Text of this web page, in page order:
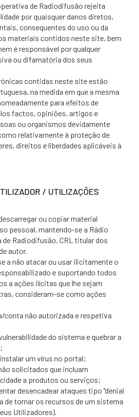
de Radiodifusão rejeita
por quaisquer danos diretos,
consequentes do uso ou da
materiais contidos neste site, bem
é responsável por qualquer
ou difamatória dos seus
contidas neste site estão
na medida em que a mesma
para efeitos de
factos, opiniões, artigos e
ou organismos devidamente
relativamente à proteção de
direitos e liberdades aplicáveis à
/ UTILIZAÇÕES
ou copiar material
pessoal, mantendo-se a Rádio
de Radiodifusão, CRL titular dos
autor.
a não atacar ou usar ilicitamente o
e suportando todos
a ações ilícitas que lhe sejam
consideram-se como ações
conta não autorizada e respetiva
do sistema e quebrar a
um vírus no portal;
solicitados que incluam
a produtos ou serviços;
desencadear ataques tipo "denial
de tornar os recursos de um sistema
Utilizadores).